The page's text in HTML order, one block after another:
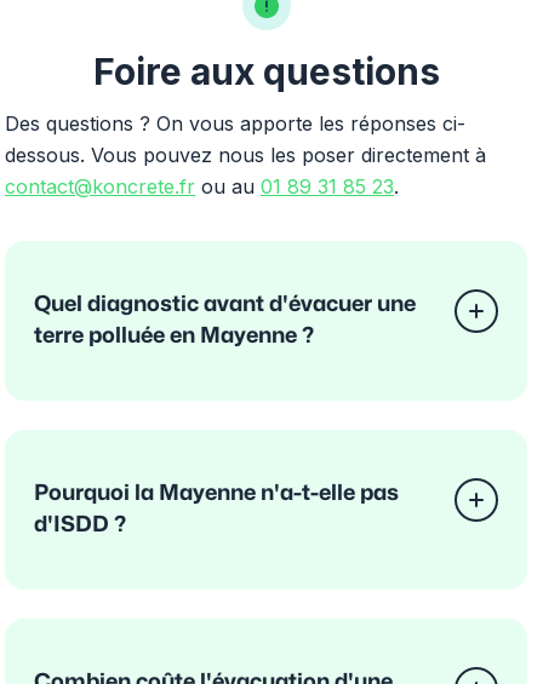
Foire aux questions
Des questions ? On vous apporte les réponses ci-
dessous. Vous pouvez nous les poser directement à
contact@koncrete.fr ou au 01 89 31 85 23.
Quel diagnostic avant d'évacuer une
terre polluée en Mayenne ?
Pourquoi la Mayenne n'a-t-elle pas
d'ISDD ?